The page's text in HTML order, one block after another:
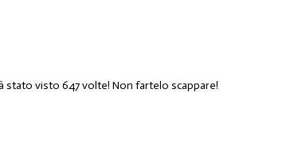
visto 647 volte! Non fartelo scappare!